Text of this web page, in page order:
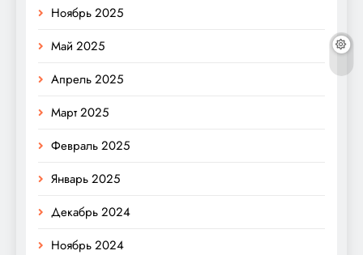
Ноябрь 2025
Май 2025
Апрель 2025
Март 2025
Февраль 2025
Январь 2025
Декабрь 2024
Ноябрь 2024